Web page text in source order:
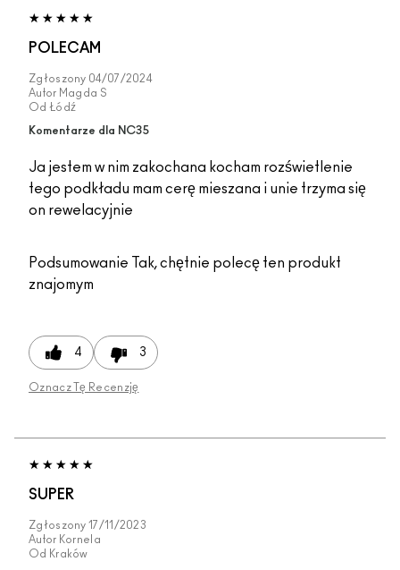
POLECAM
Zgłoszony 04/07/2024
Autor Magda S
Od Łódź
Komentarze dla NC35
Ja jestem w nim zakochana kocham rozświetlenie
tego podkładu mam cerę mieszana i unie trzyma się
on rewelacyjnie
Podsumowanie Tak, chętnie polecę ten produkt
znajomym
4 3
Oznacz Tę Recenzję
SUPER
Zgłoszony 17/11/2023
Autor Kornela
Od Kraków